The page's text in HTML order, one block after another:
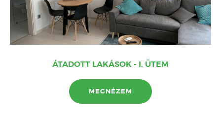
ÁTADOTT LAKÁSOK - I. ÜTEM
MEGNÉZEM